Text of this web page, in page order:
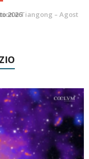
Transiti di ISS International Space Station e Tiangong – Agosto 2026
2026